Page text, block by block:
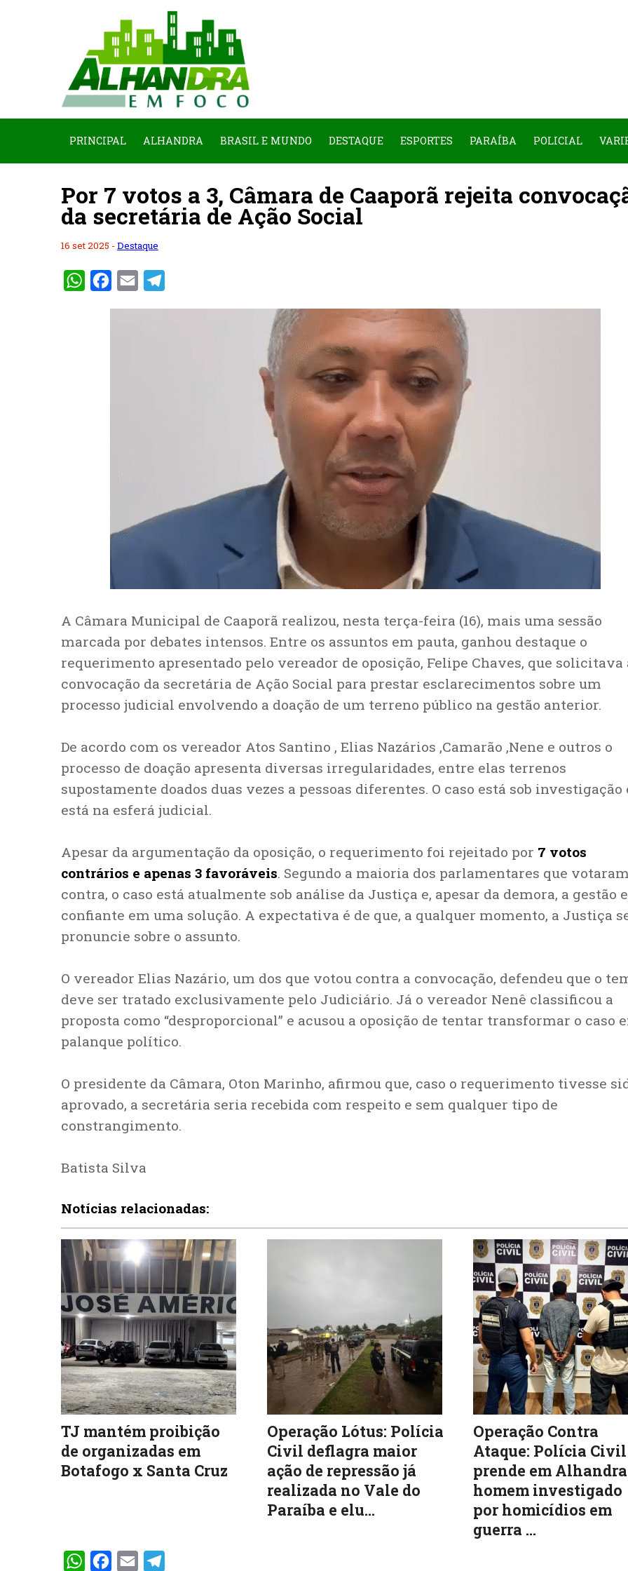
PRINCIPAL ALHANDRA BRASIL E MUNDO DESTAQUE ESPORTES PARAÍBA POLICIAL
Por 7 votos a 3, Câmara de Caaporã rejeita
da secretária de Ação Social
16 set 2025 -Destaque
WhatsAppFacebook
Email
A Câmara Municipal de Caaporã realizou, nesta terça-feira (16), mais uma sessão
marcada por debates intensos. Entre os assuntos em pauta, ganhou destaque o
requerimento apresentado pelo vereador de oposição, Felipe Chaves, que solicitava
convocação da secretária de Ação Social para prestar esclarecimentos sobre um
processo judicial envolvendo a doação de um terreno público na gestão anterior.
De acordo com os vereador Atos Santino , Elias Nazários ,Camarão ,Nene e outros o
processo de doação apresenta diversas irregularidades, entre elas terrenos
supostamente doados duas vezes a pessoas diferentes. O caso está sob investigação
está na esferá judicial.
Apesar da argumentação da oposição, o requerimento foi rejeitado por 7 votos
contrários e apenas 3 favoráveis. Segundo a maioria dos parlamentares que votaram
contra, o caso está atualmente sob análise da Justiça e, apesar da demora, a gestão
confiante em uma solução. A expectativa é de que, a qualquer momento, a Justiça
pronuncie sobre o assunto.
O vereador Elias Nazário, um dos que votou contra a convocação, defendeu que o
deve ser tratado exclusivamente pelo Judiciário. Já o vereador Nenê classificou a
proposta como “desproporcional” e acusou a oposição de tentar transformar o caso
palanque político.
O presidente da Câmara, Oton Marinho, afirmou que, caso o requerimento tivesse
aprovado, a secretária seria recebida com respeito e sem qualquer tipo de
constrangimento.
Batista Silva
Notícias relacionadas:
TJ mantém proibição
de organizadas em
Botafogo x Santa Cruz
Operação Lótus: Polícia
Civil deflagra maior
ação de repressão já
realizada no Vale do
Paraíba e elu...
Operação Contra
Ataque: Polícia Civil
prende em Alhandra
homem investigado
por homicídios em
guerra ...
WhatsAppFacebook
Email